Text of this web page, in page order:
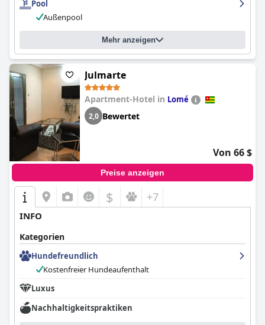
Pool
Außenpool
Mehr anzeigen
Julmarte
Apartment-Hotel in Lomé
2,0 Bewertet
Von 66 $
Preise anzeigen
$ +7
INFO
Kategorien
Hundefreundlich
Kostenfreier Hundeaufenthalt
Luxus
Nachhaltigkeitspraktiken